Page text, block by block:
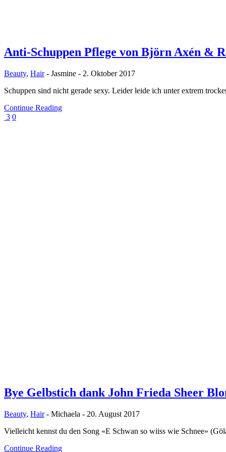
Anti-Schuppen Pflege von Björn Axén &
Beauty, Hair - Jasmine - 2. Oktober 2017
Schuppen sind nicht gerade sexy. Leider leide ich unter extrem
Continue Reading
3 0
Bye Gelbstich dank John Frieda Sheer
Beauty, Hair - Michaela - 20. August 2017
Vielleicht kennst du den Song «E Schwan so wiiss wie Schnee»
Continue Reading